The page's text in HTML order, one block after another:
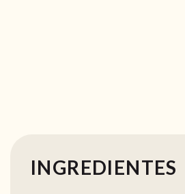
INGREDIENTES